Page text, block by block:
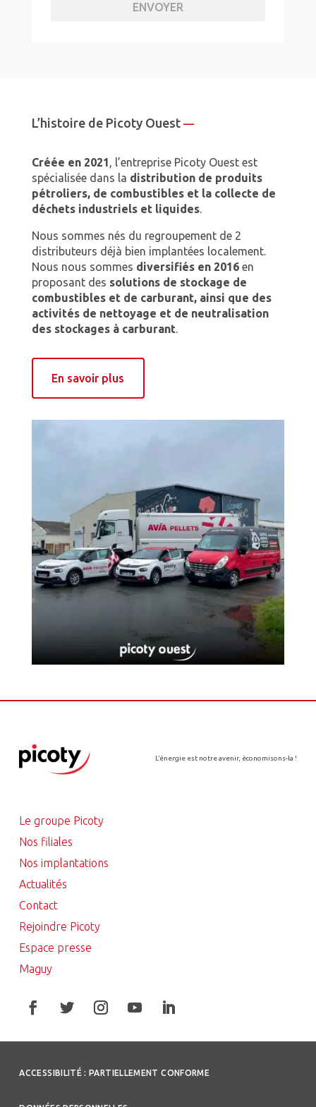
ENVOYER
L’histoire de Picoty Ouest —
Créée en 2021, l’entreprise Picoty Ouest est
spécialisée dans la distribution de produits
pétroliers, de combustibles et la collecte de
déchets industriels et liquides.
Nous sommes nés du regroupement de 2
distributeurs déjà bien implantées localement.
Nous nous sommes diversifiés en 2016 en
proposant des solutions de stockage de
combustibles et de carburant, ainsi que des
activités de nettoyage et de neutralisation
des stockages à carburant.
En savoir plus
L’énergie est notre avenir, économisons-la !
Le groupe Picoty
Nos filiales
Nos implantations
Actualités
Contact
Rejoindre Picoty
Espace presse
Maguy
ACCESSIBILITÉ : PARTIELLEMENT CONFORME